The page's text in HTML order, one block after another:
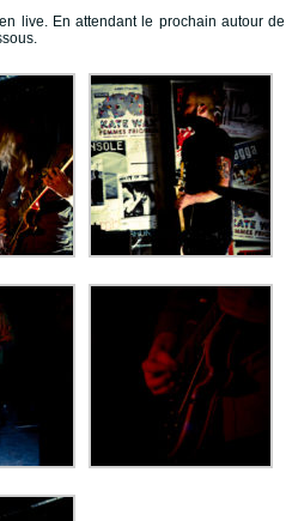
live. En attendant le prochain autour de